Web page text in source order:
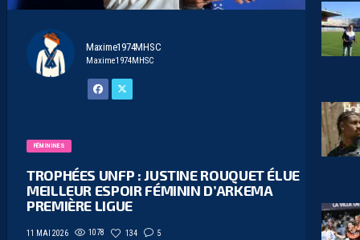
Maxime1974MHSC
Maxime1974MHSC
FÉMININES
TROPHÉES UNFP : JUSTINE ROUQUET ÉLUE
MEILLEUR ESPOIR FÉMININ D’ARKEMA
PREMIÈRE LIGUE
11 MAI 2026 1078 134 5